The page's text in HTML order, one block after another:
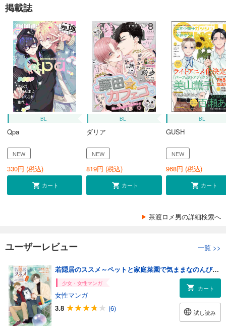
掲載誌
BL
Qpa
NEW
330円 (税込)
カート
BL
ダリア
NEW
819円 (税込)
カート
BL
GUSH
NEW
968円 (税込)
カート
茶渡ロメ男の詳細検索へ
ユーザーレビュー 一覧 >>
若隠居のススメ～ペットと家庭菜園で気ままなのんびり生活。の、はず@COMIC 第1巻【電子書籍限定描き下ろしマンガ付き】
少女・女性マンガ
女性マンガ
3.8
(6)
カート
試し読み